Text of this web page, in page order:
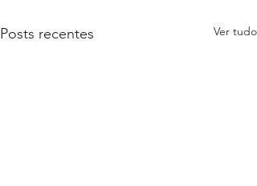
Posts recentes Ver tudo